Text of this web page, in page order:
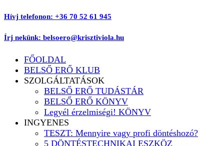
Ugrás
tartalomhoz
Hívj telefonon: +36 70 52 61 945
Írj nekünk: belsoero@krisztiviola.hu
FŐOLDAL
BELSŐ ERŐ KLUB
SZOLGÁLTATÁSOK
BELSŐ ERŐ TUDÁSTÁR
BELSŐ ERŐ KÖNYV
Legyél érzelmiségi! KÖNYV
INGYENES
TESZT: Mennyire vagy profi döntéshozó?
5 DÖNTÉSTECHNIKAI ESZKÖZ